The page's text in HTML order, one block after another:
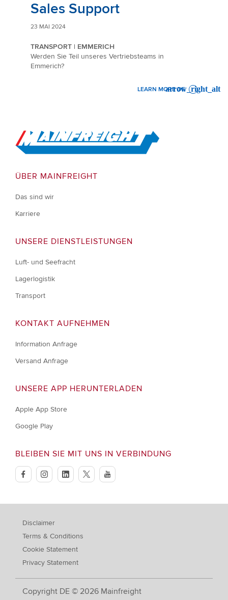
Sales Support
23 MAI 2024
TRANSPORT | EMMERICH
Werden Sie Teil unseres Vertriebsteams in
Emmerich?
LEARN MORE DE
: SALES SUPPORT
Go to Home
ÜBER MAINFREIGHT
Das sind wir
Karriere
UNSERE DIENSTLEISTUNGEN
Luft- und Seefracht
Lagerlogistik
Transport
KONTAKT AUFNEHMEN
Information Anfrage
Versand Anfrage
UNSERE APP HERUNTERLADEN
Apple App Store
Google Play
BLEIBEN SIE MIT UNS IN VERBINDUNG
facebookinstagramlinkedintwitteryoutube
Copyright DE © 2026 Mainfreight
Disclaimer
Terms & Conditions
Cookie Statement
Privacy Statement